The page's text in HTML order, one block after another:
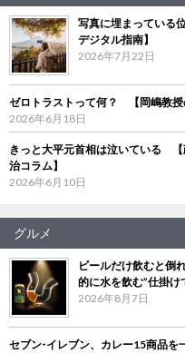
写真に埋まっている
デジタル指南】
2026年7月22日
ゼロトラストって何？ 【岡嶋教授
2026年6月18日
きっと大平元首相は泣いている
治コラム】
2026年6月10日
グルメ
ビールだけ飲むと倒
的に水を飲む”仕掛け
2026年8月7日
セブン‐イレブン、カレー15商品